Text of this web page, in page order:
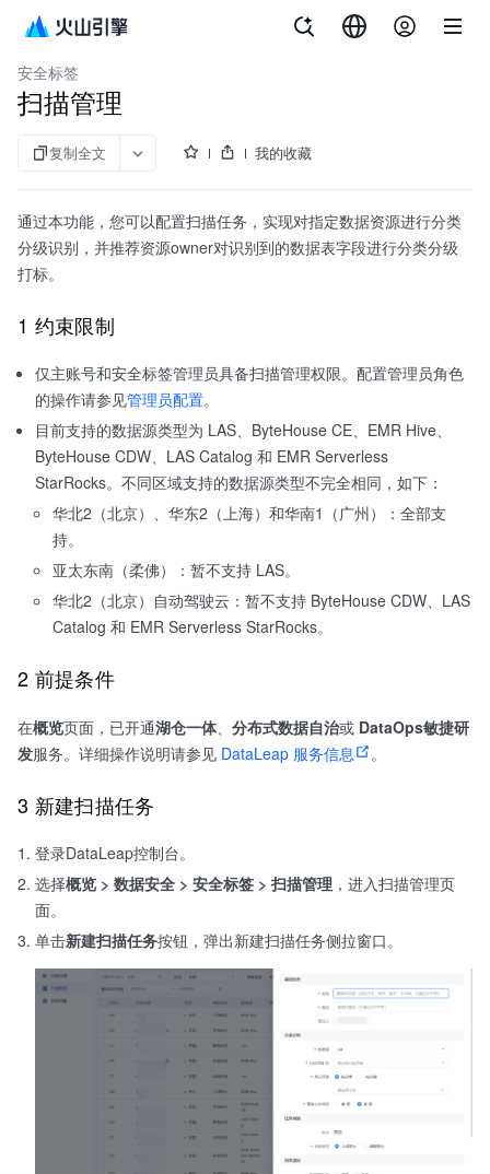
大数据研发治理套件
安全标签
扫描管理
复制全文 我的收藏
通过本功能，您可以配置扫描任务，实现对指定数据资源进行分类
分级识别，并推荐资源owner对识别到的数据表字段进行分类分级
打标。
1 约束限制
仅主账号和安全标签管理员具备扫描管理权限。配置管理员角色
的操作请参见管理员配置。
目前支持的数据源类型为 LAS、ByteHouse CE、EMR Hive、
ByteHouse CDW、LAS Catalog 和 EMR Serverless
StarRocks。不同区域支持的数据源类型不完全相同，如下：
华北2（北京）、华东2（上海）和华南1（广州）：全部支
持。
亚太东南（柔佛）：暂不支持 LAS。
华北2（北京）自动驾驶云：暂不支持 ByteHouse CDW、LAS
Catalog 和 EMR Serverless StarRocks。
2 前提条件
在概览页面，已开通湖仓一体、 分布式数据自治或 DataOps敏捷研
发服务。详细操作说明请参见 DataLeap 服务信息 。
3 新建扫描任务
登录DataLeap控制台。
选择概览 > 数据安全 > 安全标签 > 扫描管理 ，进入扫描管理页
面。
单击新建扫描任务按钮，弹出新建扫描任务侧拉窗口。